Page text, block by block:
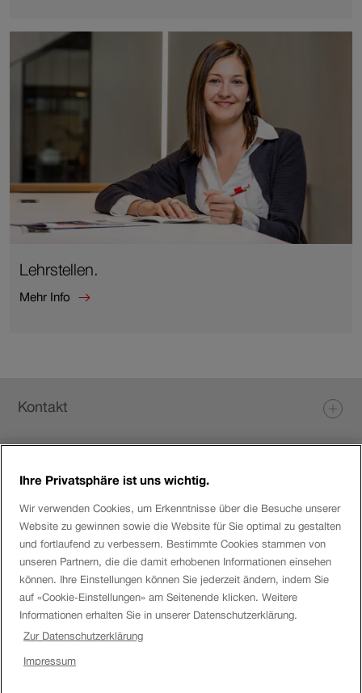
Fragen
Bewerbung.
Lehrstellen.
Mehr Info
Kontakt
Social Media
Über Elvetino
Disclaimer
Impressum
Ihre Privatsphäre ist uns wichtig.
Wir verwenden Cookies, um Erkenntnisse über die Besuche unserer
Website zu gewinnen sowie die Website für Sie optimal zu gestalten
und fortlaufend zu verbessern. Bestimmte Cookies stammen von
unseren Partnern, die die damit erhobenen Informationen einsehen
können. Ihre Einstellungen können Sie jederzeit ändern, indem Sie
auf «Cookie-Einstellungen» am Seitenende klicken. Weitere
Informationen erhalten Sie in unserer Datenschutzerklärung.
Zur Datenschutzerklärung
Impressum